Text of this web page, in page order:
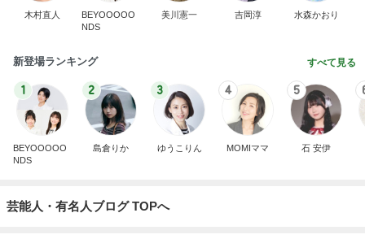
NDS
美川憲一
新登場ランキング すべて見る
1
NDS
2 3 4 5
芸能人・有名人ブログ TOPへ